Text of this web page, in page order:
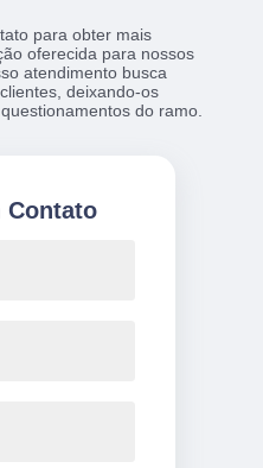
para obter mais
oferecida para nossos
atendimento busca
deixando-os
do ramo.
Contato